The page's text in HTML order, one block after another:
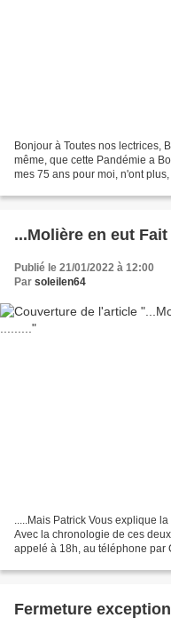
Bonjour à Toutes nos lectrices,
même, que cette Pandémie a
mes 75 ans pour moi, n'ont
...Molière en eut
Publié le 21/01/2022 à 12:00
Par soleilen64
.....Mais Patrick Vous explique
Avec la chronologie de ces
appelé à 18h, au téléphone par
Fermeture